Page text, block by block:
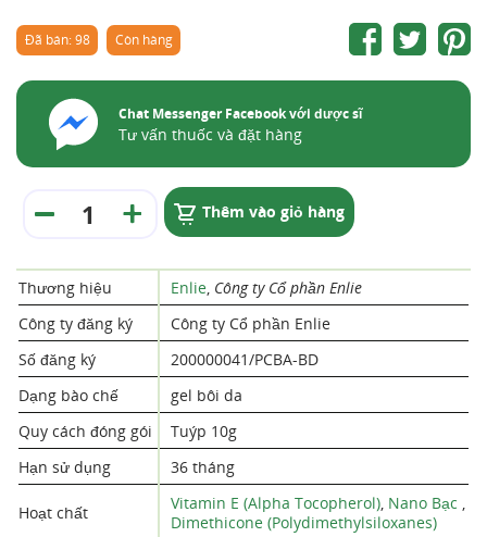
Đã bán: 98 Còn hàng
Chat Messenger Facebook với dược sĩ
Tư vấn thuốc và đặt hàng
Thêm vào giỏ hàng
Thương hiệu Enlie, Công ty Cổ phần Enlie
Công ty đăng ký
Công ty Cổ phần Enlie
Số đăng ký
200000041/PCBA-BD
Dạng bào chế
gel bôi da
Quy cách đóng gói
Tuýp 10g
Hạn sử dụng
36 tháng
Hoạt chất Vitamin E (Alpha Tocopherol), Nano Bạc ,
Dimethicone (Polydimethylsiloxanes)